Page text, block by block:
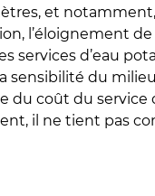
et notamment,
l’éloignement de
services d’eau
sensibilité du
du coût du service
il ne tient pas